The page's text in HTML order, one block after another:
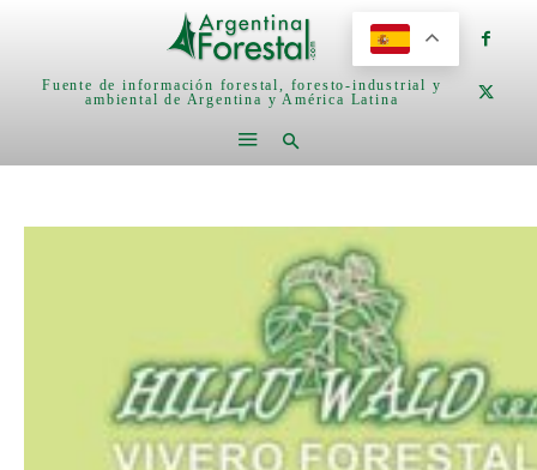
Fuente de información forestal, foresto-industrial y
ambiental de Argentina y América Latina